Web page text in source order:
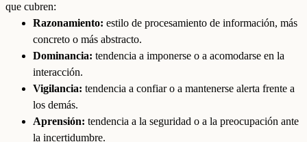
que cubren:
Razonamiento: estilo de procesamiento de información, más
concreto o más abstracto.
Dominancia: tendencia a imponerse o a acomodarse en la
interacción.
Vigilancia: tendencia a confiar o a mantenerse alerta frente a
los demás.
Aprensión: tendencia a la seguridad o a la preocupación ante
la incertidumbre.